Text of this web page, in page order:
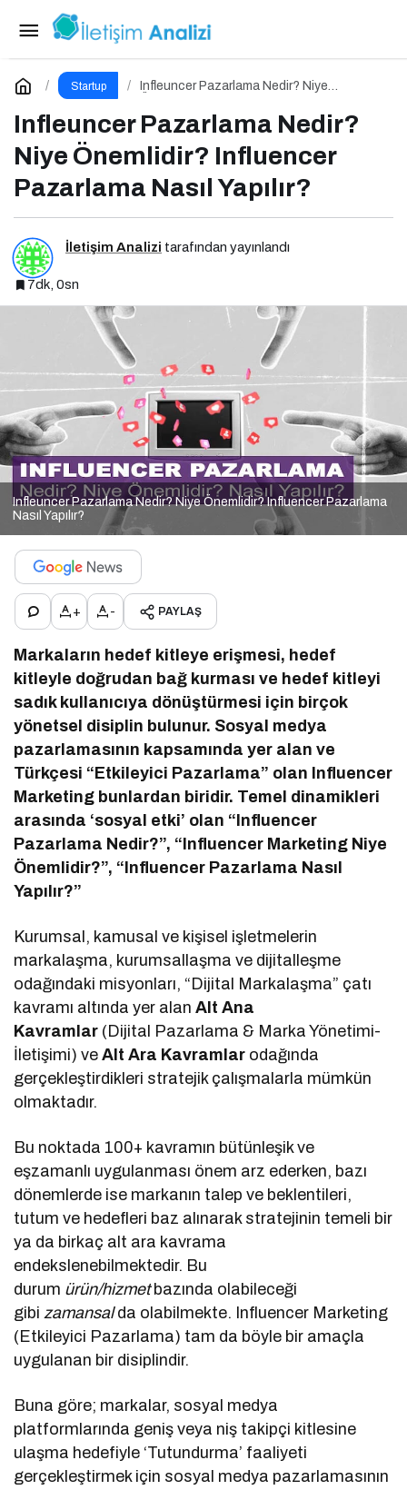
Startup
Infleuncer Pazarlama Nedir? Niye
Yapılır?
Infleuncer Pazarlama Nedir?
Niye Önemlidir? Influencer
Pazarlama Nasıl Yapılır?
İletişim Analizi tarafından yayınlandı
7dk, 0sn
Infleuncer Pazarlama Nedir? Niye Önemlidir? Influencer Pazarlama
Nasıl Yapılır?
+ - PAYLAŞ
Markaların hedef kitleye erişmesi, hedef
kitleyle doğrudan bağ kurması ve hedef kitleyi
sadık kullanıcıya dönüştürmesi için birçok
yönetsel disiplin bulunur. Sosyal medya
pazarlamasının kapsamında yer alan ve
Türkçesi “Etkileyici Pazarlama” olan Influencer
Marketing bunlardan biridir. Temel dinamikleri
arasında ‘sosyal etki’ olan “Influencer
Pazarlama Nedir?”, “Influencer Marketing Niye
Önemlidir?”, “Influencer Pazarlama Nasıl
Yapılır?”
Kurumsal, kamusal ve kişisel işletmelerin
markalaşma, kurumsallaşma ve dijitalleşme
odağındaki misyonları, “Dijital Markalaşma” çatı
kavramı altında yer alanAlt Ana
Kavramlar (Dijital Pazarlama & Marka Yönetimi-
İletişimi) veAlt Ara Kavramlar odağında
gerçekleştirdikleri stratejik çalışmalarla mümkün
olmaktadır.
Bu noktada 100+ kavramın bütünleşik ve
eşzamanlı uygulanması önem arz ederken, bazı
dönemlerde ise markanın talep ve beklentileri,
tutum ve hedefleri baz alınarak stratejinin temeli bir
ya da birkaç alt ara kavrama
endekslenebilmektedir. Bu
durum ürün/hizmetbazında olabileceği
gibizamansalda olabilmekte. Influencer Marketing
(Etkileyici Pazarlama) tam da böyle bir amaçla
uygulanan bir disiplindir.
Buna göre; markalar, sosyal medya
platformlarında geniş veya niş takipçi kitlesine
ulaşma hedefiyle ‘Tutundurma’ faaliyeti
gerçekleştirmek için sosyal medya pazarlamasının
Büyüme Pazarlaması Nedir? Niye Önemlidir?
Growht Marketıng Nasıl Yapılır?
Yorum Yap